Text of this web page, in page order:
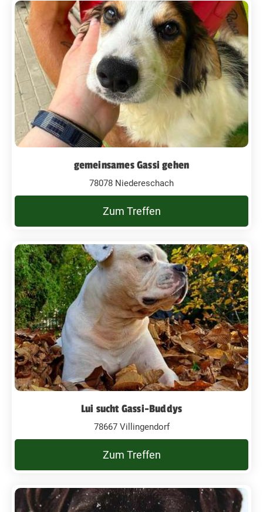
gemeinsames Gassi gehen
78078 Niedereschach
Zum Treffen
Lui sucht Gassi-Buddys
78667 Villingendorf
Zum Treffen